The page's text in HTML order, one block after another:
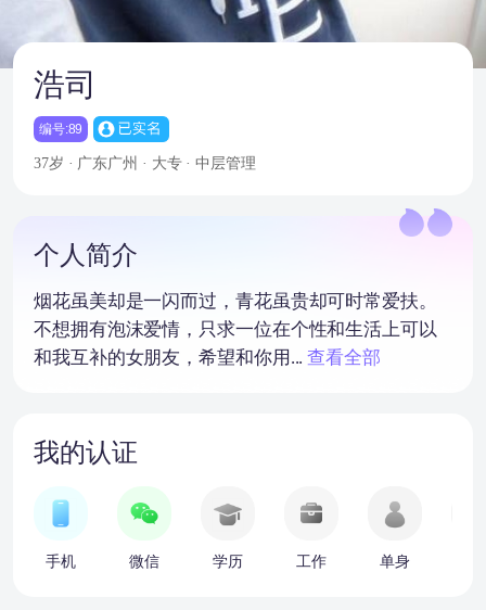
浩司
编号:89
37岁 · 广东广州 · 大专 · 中层管理
个人简介
烟花虽美却是一闪而过，青花虽贵却可时常爱扶。
不想拥有泡沫爱情，只求一位在个性和生活上可以
和我互补的女朋友，希望和你用... 查看全部
我的认证
手机 微信 学历 工作 单身